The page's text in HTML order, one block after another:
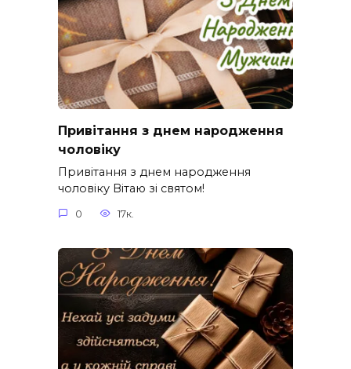
Привітання з днем народження
чоловіку
Привітання з днем народження
чоловіку Вітаю зі святом!
0 17к.